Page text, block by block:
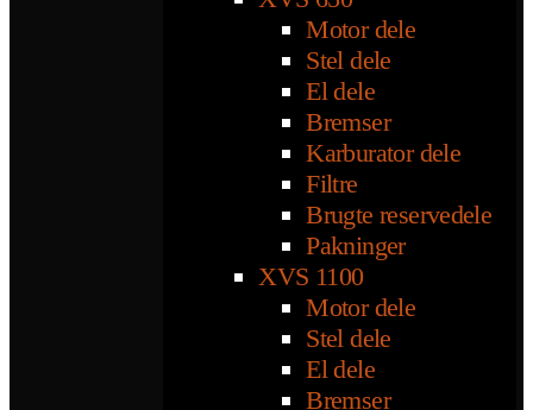
Motor dele
Stel dele
El dele
Bremser
Karburator dele
Filtre
Brugte reservedele
Pakninger
XVS 1100
Motor dele
Stel dele
El dele
Bremser